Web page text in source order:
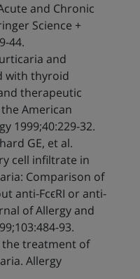
and Chronic
Science +
44.
and
with thyroid
therapeutic
American
1999;40:229-32.
GE, et al.
cell infiltrate in
Comparison of
anti-FcϵRI or anti-
of Allergy and
93.
the treatment of
Allergy